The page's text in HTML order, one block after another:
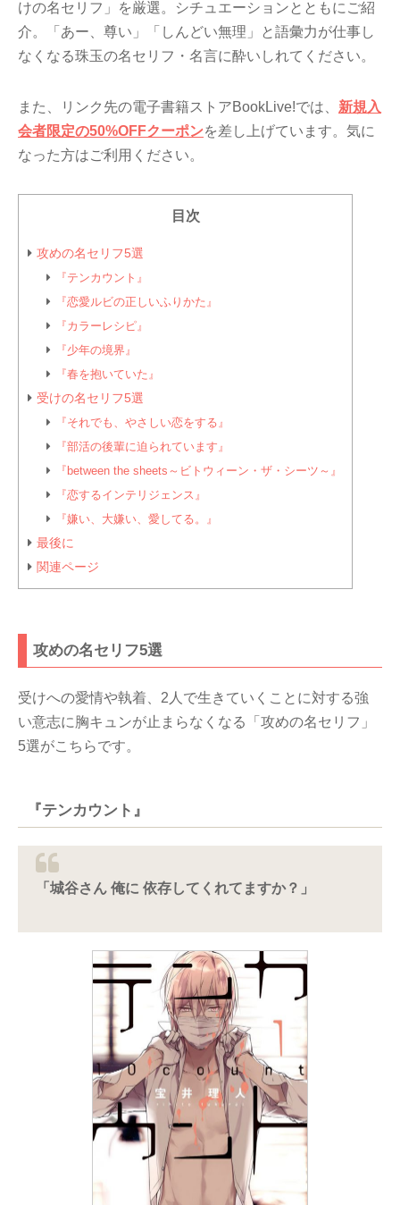
けの名セリフ」を厳選。シチュエーションとともにご紹
介。「あー、尊い」「しんどい無理」と語彙力が仕事し
なくなる珠玉の名セリフ・名言に酔いしれてください。
また、リンク先の電子書籍ストアBookLive!では、 新規入
会者限定の50%OFFクーポンを差し上げています。気に
なった方はご利用ください。
目次
攻めの名セリフ5選
『テンカウント』
『恋愛ルビの正しいふりかた』
『カラーレシピ』
『少年の境界』
『春を抱いていた』
受けの名セリフ5選
『それでも、やさしい恋をする』
『部活の後輩に迫られています』
『between the sheets～ビトウィーン・ザ・シーツ～』
『恋するインテリジェンス』
『嫌い、大嫌い、愛してる。』
最後に
関連ページ
攻めの名セリフ5選
受けへの愛情や執着、2人で生きていくことに対する強
い意志に胸キュンが止まらなくなる「攻めの名セリフ」
5選がこちらです。
『テンカウント』
「城谷さん 俺に 依存してくれてますか？」